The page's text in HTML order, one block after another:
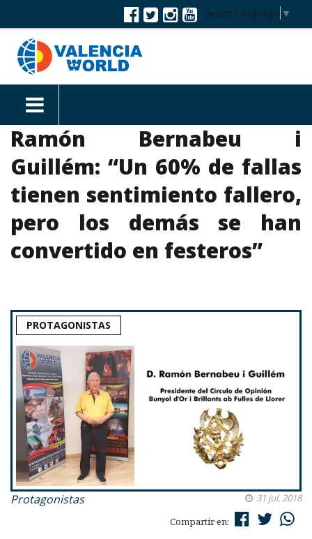
Select Language ▼
Ramón Bernabeu i
Guillém: “Un 60% de fallas
tienen sentimiento fallero,
pero los demás se han
convertido en festeros”
PROTAGONISTAS
Protagonistas
31 jul, 2018
Compartir en: